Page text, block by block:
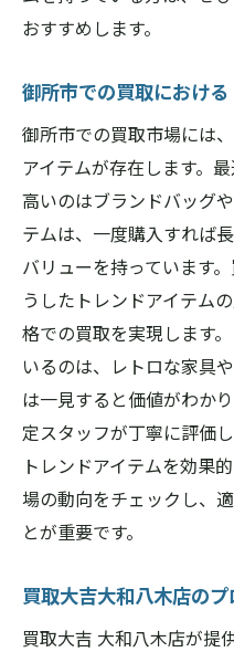
おすすめします。
御所市での買取におけ
御所市での買取市場には
アイテムが存在します。
高いのはブランドバッグ
テムは、一度購入すれば
バリューを持っています
うしたトレンドアイテム
格での買取を実現します
いるのは、レトロな家具
は一見すると価値がわか
定スタッフが丁寧に評価
トレンドアイテムを効果
場の動向をチェックし、
とが重要です。
買取大吉大和八木店の
買取大吉 大和八木店が提